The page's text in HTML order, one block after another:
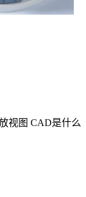
视图 CAD是什么